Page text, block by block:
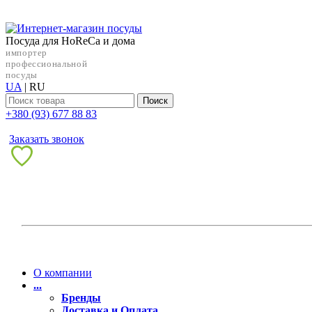
Посуда для HoReCa и дома
импортер
профессиональной
посуды
UA | RU
Поиск
+38‎0 (93) 677 88 83
Заказать звонок
О компании
...
Бренды